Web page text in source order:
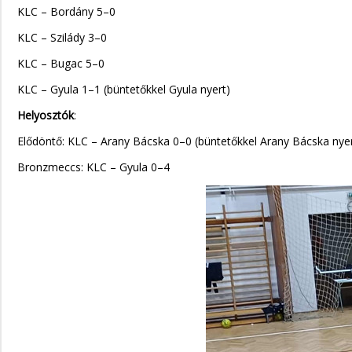
KLC – Bordány 5–0
KLC – Szilády 3–0
KLC – Bugac 5–0
KLC – Gyula 1–1 (büntetőkkel Gyula nyert)
Helyosztók:
Elődöntő: KLC – Arany Bácska 0–0 (büntetőkkel Arany Bácska
Bronzmeccs: KLC – Gyula 0–4